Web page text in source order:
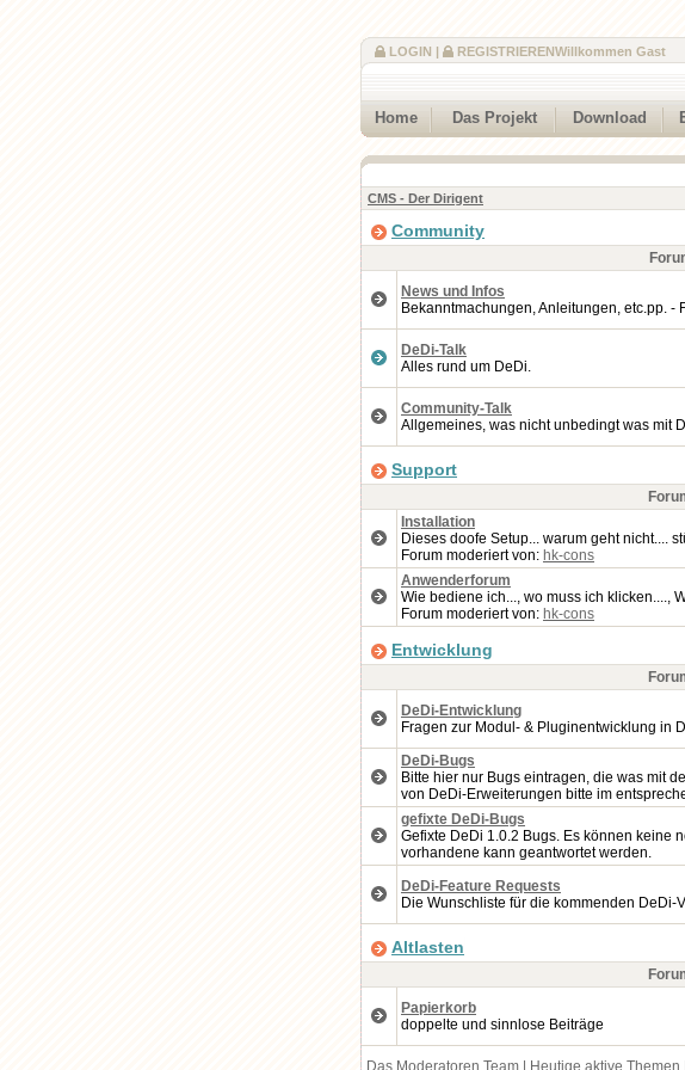
Willkommen Gast
LOGIN | REGISTRIEREN
Home Das Projekt Download
CMS - Der Dirigent
Community
News und Infos
Bekanntmachungen, Anleitungen, etc.pp. -
DeDi-Talk
Alles rund um DeDi.
Community-Talk
Allgemeines, was nicht unbedingt was mit
Support
Installation
Dieses doofe Setup... warum geht nicht....
Forum moderiert von: hk-cons
Anwenderforum
Wie bediene ich..., wo muss ich klicken....,
Forum moderiert von: hk-cons
Entwicklung
DeDi-Entwicklung
Fragen zur Modul- & Pluginentwicklung in
DeDi-Bugs
Bitte hier nur Bugs eintragen, die was mit
von DeDi-Erweiterungen bitte im
gefixte DeDi-Bugs
Gefixte DeDi 1.0.2 Bugs. Es können keine
vorhandene kann geantwortet werden.
DeDi-Feature Requests
Die Wunschliste für die kommenden DeDi-
Altlasten
Papierkorb
doppelte und sinnlose Beiträge
Das Moderatoren Team
Heutige aktive Themen